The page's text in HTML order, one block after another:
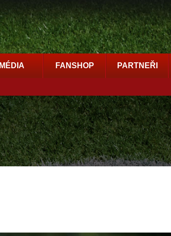
MÉDIA FANSHOP PARTNEŘI